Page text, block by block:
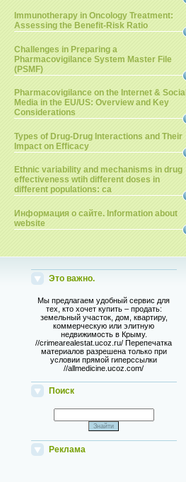
Immunotherapy in Oncology Treatment:
Assessing the Benefit-Risk Ratio
Challenges in Preparing a
Pharmacovigilance System Master File
(PSMF)
Pharmacovigilance on the Internet & Social
Media in the EU/US: Overview and Key
Considerations
Types of Drug-Drug Interactions and Their
Impact on Efficacy
Ethnic variability and mechanisms in drug
effectiveness wtih different doses in
different populations: ca
Информация о сайте. Information about
website
Это важно.
Мы предлагаем удобный сервис для
тех, кто хочет купить – продать:
земельный участок, дом, квартиру,
коммерческую или элитную
недвижимость в Крыму.
//crimearealestat.ucoz.ru/ Перепечатка
материалов разрешена только при
условии прямой гиперссылки
//allmedicine.ucoz.com/
Поиск
Реклама